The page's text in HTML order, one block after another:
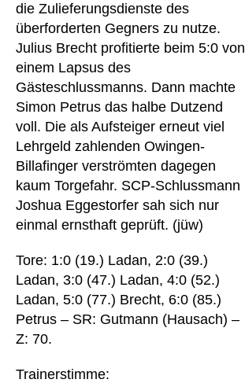
die Zulieferungsdienste des
überforderten Gegners zu nutze.
Julius Brecht profitierte beim 5:0 von
einem Lapsus des
Gästeschlussmanns. Dann machte
Simon Petrus das halbe Dutzend
voll. Die als Aufsteiger erneut viel
Lehrgeld zahlenden Owingen-
Billafinger verströmten dagegen
kaum Torgefahr. SCP-Schlussmann
Joshua Eggestorfer sah sich nur
einmal ernsthaft geprüft. (jüw)
Tore: 1:0 (19.) Ladan, 2:0 (39.)
Ladan, 3:0 (47.) Ladan, 4:0 (52.)
Ladan, 5:0 (77.) Brecht, 6:0 (85.)
Petrus – SR: Gutmann (Hausach) –
Z: 70.
Trainerstimme: